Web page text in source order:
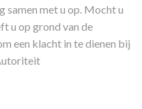
samen met u op. Mocht u
u op grond van de
een klacht in te dienen bij